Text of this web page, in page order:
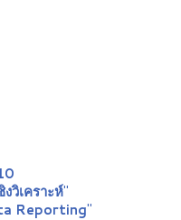
วิเคราะห์"
Reporting"